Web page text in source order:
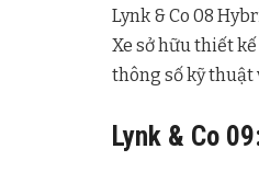
Lynk & Co 08
Xe sở hữu thiết
thông số kỹ thuật
Lynk & Co